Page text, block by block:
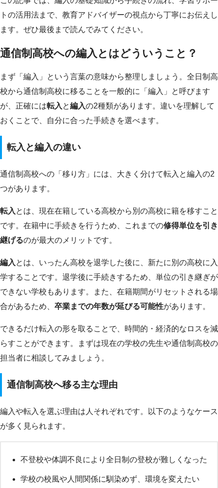
トの活用法まで、教育アドバイザーの視点から丁寧にお伝えし
ます。ぜひ最後まで読んでみてください。
通信制高校への編入とはどういうこと？
まず「編入」という言葉の意味から整理しましょう。全日制高
校から通信制高校に移ることを一般的に「編入」と呼びます
が、正確には転入 と編入の2種類があります。違いを理解して
おくことで、自分に合った手続きを選べます。
転入と編入の違い
通信制高校への「移り方」には、大きく分けて転入と編入の2
つがあります。
転入 とは、現在在籍している高校から別の高校に籍を移すこと
です。在籍中に手続きを行うため、これまでの修得単位を引き
継げるのが最大のメリットです。
編入 とは、いったん高校を退学した後に、新たに別の高校に入
学することです。退学後に手続きするため、単位の引き継ぎが
できない学校もあります。また、在籍期間がリセットされる場
合があるため、 卒業までの年数が延びる可能性があります。
できるだけ転入の形を取ることで、時間的・経済的なロスを減
らすことができます。まずは現在の学校の先生や通信制高校の
担当者に相談してみましょう。
通信制高校へ移る主な理由
編入や転入を選ぶ理由は人それぞれです。以下のようなケース
が多く見られます。
不登校や体調不良により全日制の登校が難しくなった
学校の校風や人間関係に馴染めず、環境を変えたい